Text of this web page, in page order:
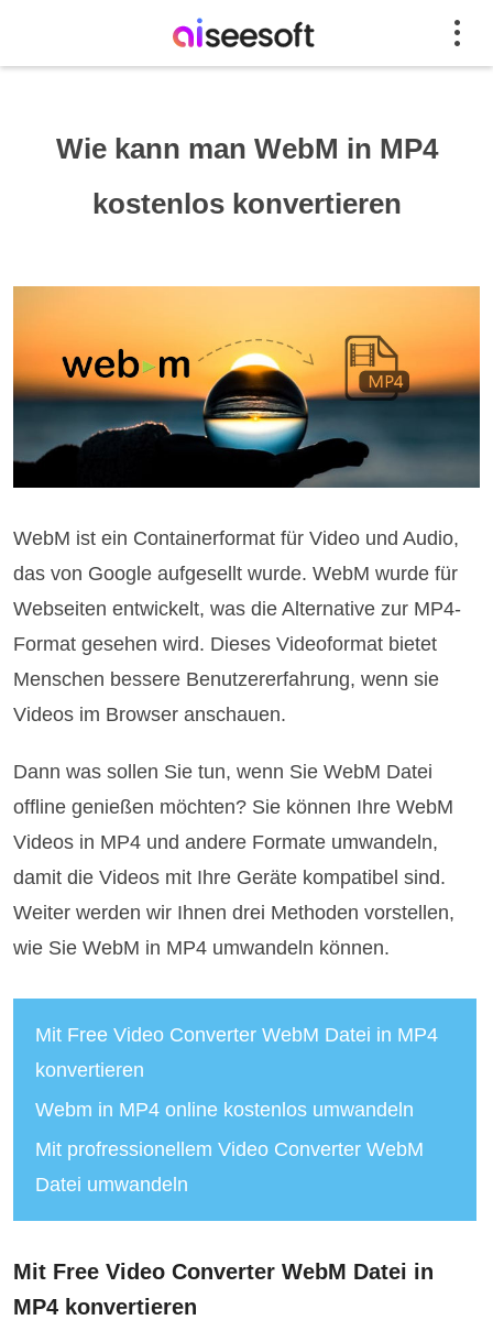
Wie kann man WebM in MP4
kostenlos konvertieren
WebM ist ein Containerformat für Video und Audio,
das von Google aufgesellt wurde. WebM wurde für
Webseiten entwickelt, was die Alternative zur MP4-
Format gesehen wird. Dieses Videoformat bietet
Menschen bessere Benutzererfahrung, wenn sie
Videos im Browser anschauen.
Dann was sollen Sie tun, wenn Sie WebM Datei
offline genießen möchten? Sie können Ihre WebM
Videos in MP4 und andere Formate umwandeln,
damit die Videos mit Ihre Geräte kompatibel sind.
Weiter werden wir Ihnen drei Methoden vorstellen,
wie Sie WebM in MP4 umwandeln können.
Mit Free Video Converter WebM Datei in MP4
konvertieren
Webm in MP4 online kostenlos umwandeln
Mit profressionellem Video Converter WebM
Datei umwandeln
Mit Free Video Converter WebM Datei in
MP4 konvertieren